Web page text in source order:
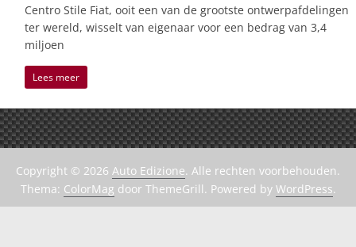
Centro Stile Fiat, ooit een van de grootste ontwerpafdelingen
ter wereld, wisselt van eigenaar voor een bedrag van 3,4
miljoen
Lees meer
Copyright © 2026 Auto Edizione. Alle rechten voorbehouden.
Thema: ColorMag door ThemeGrill. Powered by WordPress.